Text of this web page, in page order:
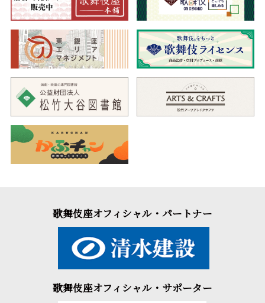
歌舞伎座オフィシャル・パートナー
歌舞伎座オフィシャル・サポーター